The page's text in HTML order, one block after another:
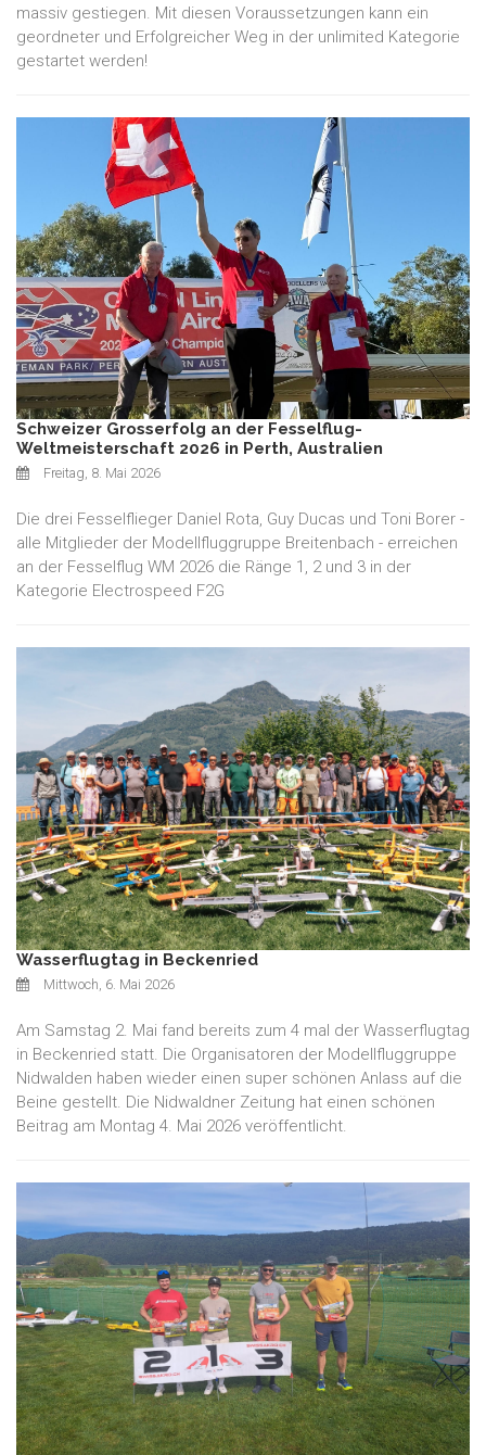
massiv gestiegen. Mit diesen Voraussetzungen kann ein
geordneter und Erfolgreicher Weg in der unlimited Kategorie
gestartet werden!
Schweizer Grosserfolg an der Fesselflug-
Weltmeisterschaft 2026 in Perth, Australien
Freitag, 8. Mai 2026
Die drei Fesselflieger Daniel Rota, Guy Ducas und Toni Borer -
alle Mitglieder der Modellfluggruppe Breitenbach - erreichen
an der Fesselflug WM 2026 die Ränge 1, 2 und 3 in der
Kategorie Electrospeed F2G
Wasserflugtag in Beckenried
Mittwoch, 6. Mai 2026
Am Samstag 2. Mai fand bereits zum 4 mal der Wasserflugtag
in Beckenried statt. Die Organisatoren der Modellfluggruppe
Nidwalden haben wieder einen super schönen Anlass auf die
Beine gestellt. Die Nidwaldner Zeitung hat einen schönen
Beitrag am Montag 4. Mai 2026 veröffentlicht.